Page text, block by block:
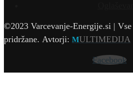
©2023 Varcevanje-Energije.si |
pridržane. Avtorji: MULTIMEDIJA
Facebook